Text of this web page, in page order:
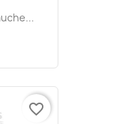
favorite_border